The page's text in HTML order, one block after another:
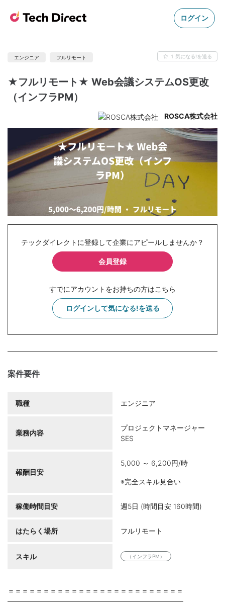
ログイン
エンジニア フルリモート 1 気になる!を送る
★フルリモート★ Web会議システムOS更改
（インフラPM）
ROSCA株式会社
テックダイレクトに登録して企業にアピールしませんか？
会員登録
すでにアカウントをお持ちの方はこちら
ログインして気になる!を送る
案件要件
職種 エンジニア
業務内容
プロジェクトマネージャー
SES
報酬目安
5,000 ～ 6,200円/時
※完全スキル見合い
稼働時間目安 週5日 (時間目安 160時間)
はたらく場所 フルリモート
スキル （インフラPM）
＝＝＝＝＝＝＝＝＝＝＝＝＝＝＝＝＝＝＝＝＝＝＝＝＝
━━━━━━━━━━━━━━━━━━━━━━━━━